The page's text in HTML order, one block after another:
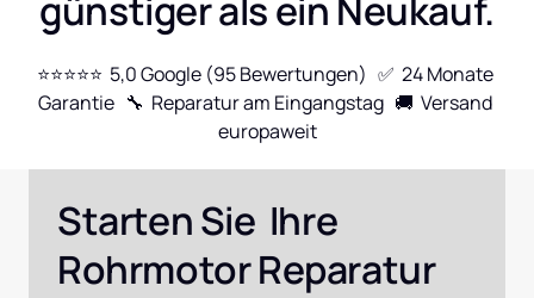
günstiger als ein Neukauf.
⭐⭐⭐⭐⭐  5,0 Google (95 Bewertungen)   ✅  24 Monate
Garantie   🔧  Reparatur am Eingangstag   🚚  Versand
europaweit
Starten Sie  Ihre
Rohrmotor Reparatur